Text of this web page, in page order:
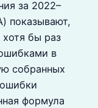
за 2022–
показывают,
бы раз
в
собранных
формула